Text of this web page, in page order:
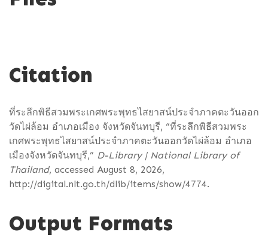
Citation
ที่ระลึกพิธีสวมพระเกศพระพุทธไสยาสน์ประจำภาคตะวันออก
วัดไผ่ล้อม อำเภอเมือง จังหวัดจันทบุรี, “ที่ระลึกพิธีสวมพระ
เกศพระพุทธไสยาสน์ประจำภาคตะวันออกวัดไผ่ล้อม อำเภอ
เมืองจังหวัดจันทบุรี,” D-Library | National Library of
Thailand, accessed August 8, 2026,
http://digital.nlt.go.th/dlib/items/show/4774.
Output Formats